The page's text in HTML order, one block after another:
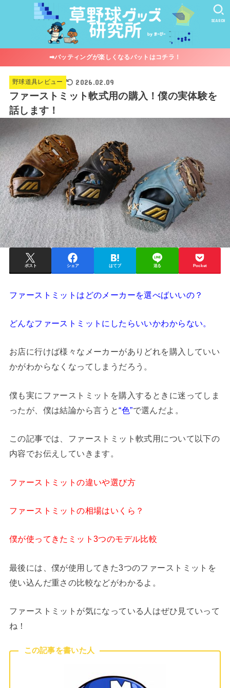
SEARCH
➡︎バッティングが楽しくなるバットはコチラ！
野球道具レビュー 2026.02.09
ファーストミット軟式用の購入！僕の実体験を
話します！
ポスト シェア はてブ 送る Pocket
ファーストミットはどのメーカーを選べばいいの？
どんなファーストミットにしたらいいかわからない。
お店に行けば様々なメーカーがありどれを購入していい
かがわからなくなってしまうだろう。
僕も実にファーストミットを購入するときに迷ってしま
ったが、僕は結論から言うと“色”で選んだよ。
この記事では、ファーストミット軟式用について以下の
内容でお伝えしていきます。
ファーストミットの違いや選び方
ファーストミットの相場はいくら？
僕が使ってきたミット3つのモデル比較
最後には、僕が使用してきた3つのファーストミットを
使い込んだ重さの比較などがわかるよ。
ファーストミットが気になっている人はぜひ見ていって
ね！
この記事を書いた人